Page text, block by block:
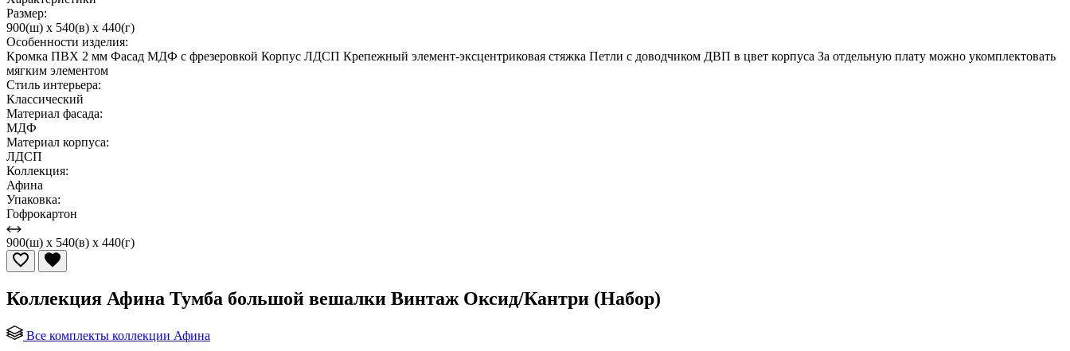
Размер:
900(ш) x 540(в) x 440(г)
Особенности изделия:
Кромка ПВХ 2 мм Фасад МДФ с фрезеровкой Корпус ЛДСП Крепежный элемент-эксцентриковая стяжка Петли с доводчиком ДВП в цвет корпуса За отдельную плату можно укомплектовать
мягким элементом
Стиль интерьера:
Классический
Материал фасада:
МДФ
Материал корпуса:
ЛДСП
Коллекция:
Афина
Упаковка:
Гофрокартон
900(ш) x 540(в) x 440(г)
Коллекция Афина Тумба большой вешалки Винтаж Оксид/Кантри (Набор)
Все комплекты коллекции Афина